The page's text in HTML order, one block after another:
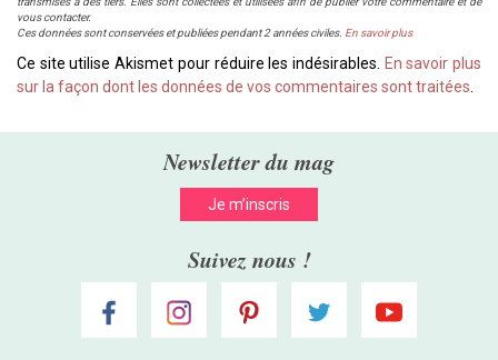
vous contacter.
Ces données sont conservées et publiées pendant 2 années civiles. En savoir plus
Ce site utilise Akismet pour réduire les indésirables. En savoir plus
sur la façon dont les données de vos commentaires sont traitées.
Newsletter du mag
Je m’inscris
Suivez nous !